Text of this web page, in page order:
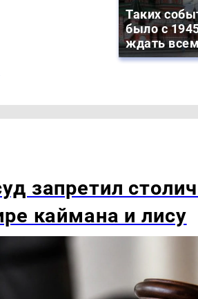
Таких
было с
ждать
запретил
каймана и лису